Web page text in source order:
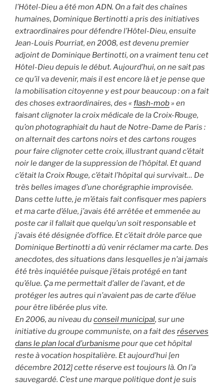
l’Hôtel-Dieu a été mon ADN. On a fait des chaînes
humaines, Dominique Bertinotti a pris des initiatives
extraordinaires pour défendre l’Hôtel-Dieu, ensuite
Jean-Louis Pourriat, en 2008, est devenu premier
adjoint de Dominique Bertinotti, on a vraiment tenu cet
Hôtel-Dieu depuis le début. Aujourd’hui, on ne sait pas
ce qu’il va devenir, mais il est encore là et je pense que
la mobilisation citoyenne y est pour beaucoup : on a fait
des choses extraordinaires, des «flash-mob» en
faisant clignoter la croix médicale de la Croix-Rouge,
qu’on photographiait du haut de Notre-Dame de Paris :
on alternait des cartons noirs et des cartons rouges
pour faire clignoter cette croix, illustrant quand c’était
noir le danger de la suppression de l’hôpital. Et quand
c’était la Croix Rouge, c’était l’hôpital qui survivait… De
très belles images d’une chorégraphie improvisée.
Dans cette lutte, je m’étais fait confisquer mes papiers
et ma carte d’élue, j’avais été arrêtée et emmenée au
poste car il fallait que quelqu’un soit responsable et
j’avais été désignée d’office. Et c’était drôle parce que
Dominique Bertinotti a dû venir réclamer ma carte. Des
anecdotes, des situations dans lesquelles je n’ai jamais
été très inquiétée puisque j’étais protégé en tant
qu’élue. Ça me permettait d’aller de l’avant, et de
protéger les autres qui n’avaient pas de carte d’élue
pour être libérée plus vite.
En 2006, au niveau du conseil municipal, sur une
initiative du groupe communiste, on a fait des réserves
dans le plan local d’urbanismepour que cet hôpital
reste à vocation hospitalière. Et aujourd’hui [en
décembre 2012] cette réserve est toujours là. On l’a
sauvegardé. C’est une marque politique dont je suis